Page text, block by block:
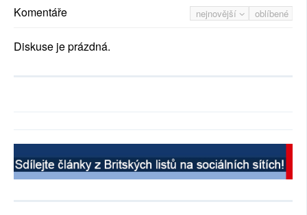
nejnovější oblíbené
Komentáře
Diskuse je prázdná.